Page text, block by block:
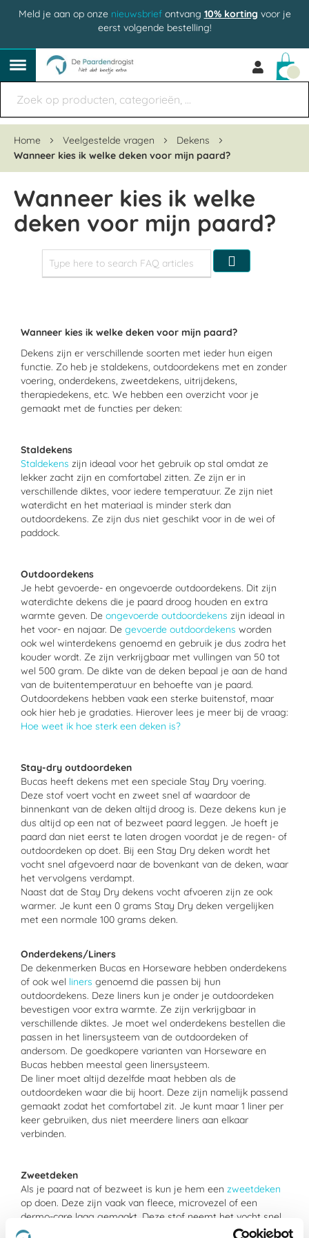
Meld je aan op onze nieuwsbriefontvang 10% korting voor je
eerst volgende bestelling!
Home Veelgestelde vragen
Dekens
Wanneer kies ik welke deken voor mijn paard?
Wanneer kies ik welke
deken voor mijn paard?
Zoeken
Wanneer kies ik welke deken voor mijn paard?
Dekens zijn er verschillende soorten met ieder hun eigen
functie. Zo heb je staldekens, outdoordekens met en zonder
voering, onderdekens, zweetdekens, uitrijdekens,
therapiedekens, etc. We hebben een overzicht voor je
gemaakt met de functies per deken:
Staldekens
Staldekens zijn ideaal voor het gebruik op stal omdat ze
lekker zacht zijn en comfortabel zitten. Ze zijn er in
verschillende diktes, voor iedere temperatuur. Ze zijn niet
waterdicht en het materiaal is minder sterk dan
outdoordekens. Ze zijn dus niet geschikt voor in de wei of
paddock.
Outdoordekens
Je hebt gevoerde- en ongevoerde outdoordekens. Dit zijn
waterdichte dekens die je paard droog houden en extra
warmte geven. De ongevoerde outdoordekens zijn ideaal in
het voor- en najaar. De gevoerde outdoordekens worden
ook wel winterdekens genoemd en gebruik je dus zodra het
kouder wordt. Ze zijn verkrijgbaar met vullingen van 50 tot
wel 500 gram. De dikte van de deken bepaal je aan de hand
van de buitentemperatuur en behoefte van je paard.
Outdoordekens hebben vaak een sterke buitenstof, maar
ook hier heb je gradaties. Hierover lees je meer bij de vraag:
Hoe weet ik hoe sterk een deken is?
Stay-dry outdoordeken
Bucas heeft dekens met een speciale Stay Dry voering.
Deze stof voert vocht en zweet snel af waardoor de
binnenkant van de deken altijd droog is. Deze dekens kun je
dus altijd op een nat of bezweet paard leggen. Je hoeft je
paard dan niet eerst te laten drogen voordat je de regen- of
outdoordeken op doet. Bij een Stay Dry deken wordt het
vocht snel afgevoerd naar de bovenkant van de deken, waar
het vervolgens verdampt.
Naast dat de Stay Dry dekens vocht afvoeren zijn ze ook
warmer. Je kunt een 0 grams Stay Dry deken vergelijken
met een normale 100 grams deken.
Onderdekens/Liners
De dekenmerken Bucas en Horseware hebben onderdekens
of ook wel liners genoemd die passen bij hun
outdoordekens. Deze liners kun je onder je outdoordeken
bevestigen voor extra warmte. Ze zijn verkrijgbaar in
verschillende diktes. Je moet wel onderdekens bestellen die
passen in het linersysteem van de outdoordeken of
andersom. De goedkopere varianten van Horseware en
Bucas hebben meestal geen linersysteem.
De liner moet altijd dezelfde maat hebben als de
outdoordeken waar die bij hoort. Deze zijn namelijk passend
gemaakt zodat het comfortabel zit. Je kunt maar 1 liner per
keer gebruiken, dus niet meerdere liners aan elkaar
verbinden.
Zweetdeken
Als je paard nat of bezweet is kun je hem een zweetdeken
op doen. Deze zijn vaak van fleece, microvezel of een
dermo-care laag gemaakt. Deze stof neemt het vocht snel
op en voert het snel af. Ze zijn ook ideaal tijdens transport.